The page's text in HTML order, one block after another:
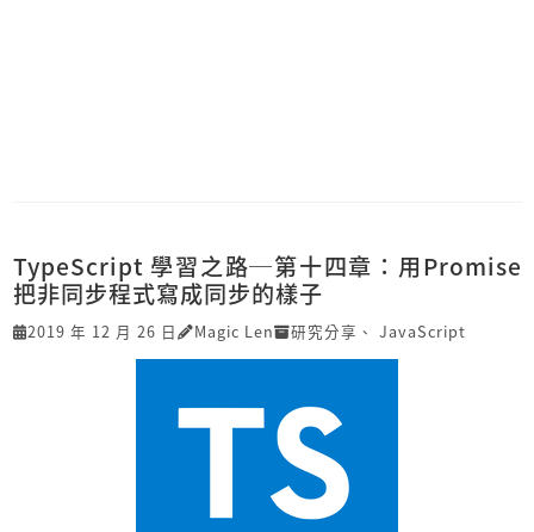
TypeScript 學習之路─第十四章：用Promise
把非同步程式寫成同步的樣子
2019 年 12 月 26 日 Magic Len 研究分享 、 JavaScript